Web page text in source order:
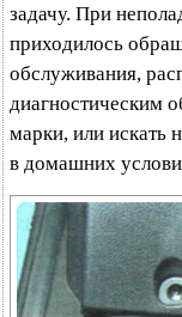
задачу. При
приходилось
обслуживания,
диагностическим
марки, или искать
в домашних